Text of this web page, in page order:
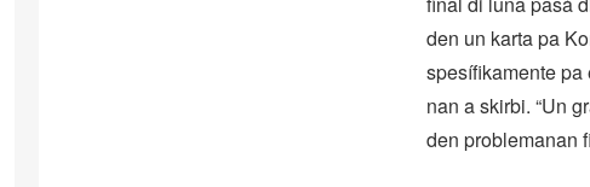
den un karta pa
spesífikamente
nan a skirbi. “Un
den problemanan